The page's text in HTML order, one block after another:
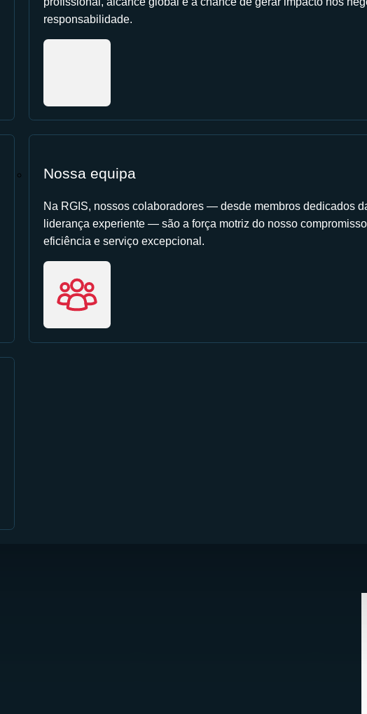
responsabilidade.
Nossa equipa
Na RGIS, nossos colaboradores — desde membros dedicados
liderança experiente — são a força motriz do nosso
eficiência e serviço excepcional.